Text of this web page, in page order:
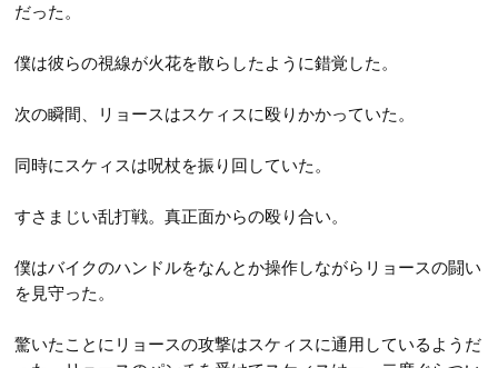
だった。
僕は彼らの視線が火花を散らしたように錯覚した。
次の瞬間、リョースはスケィスに殴りかかっていた。
同時にスケィスは呪杖を振り回していた。
すさまじい乱打戦。真正面からの殴り合い。
僕はバイクのハンドルをなんとか操作しながらリョースの闘い
を見守った。
驚いたことにリョースの攻撃はスケィスに通用しているようだ